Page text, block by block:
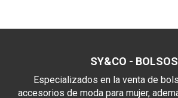
SY&CO - BOLSOS
Especializados en la venta de
accesorios de moda para mujer,